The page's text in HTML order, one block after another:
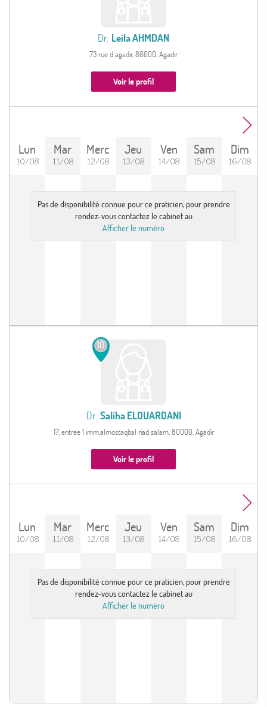
Dr. Leila AHMDAN
73 rue d agadir, 80000, Agadir
Voir le profil
Lun
10/08
Mar
11/08
Merc
12/08
Jeu
13/08
Ven
14/08
Sam
15/08
Dim
16/08
Pas de disponibilité connue pour ce praticien, pour prendre
rendez-vous contactez le cabinet au
Afficher le numéro
10
Dr. Saliha ELOUARDANI
17, entree 1 imm.almostaqbal riad salam, 80000, Agadir
Voir le profil
Lun
10/08
Mar
11/08
Merc
12/08
Jeu
13/08
Ven
14/08
Sam
15/08
Dim
16/08
Pas de disponibilité connue pour ce praticien, pour prendre
rendez-vous contactez le cabinet au
Afficher le numéro